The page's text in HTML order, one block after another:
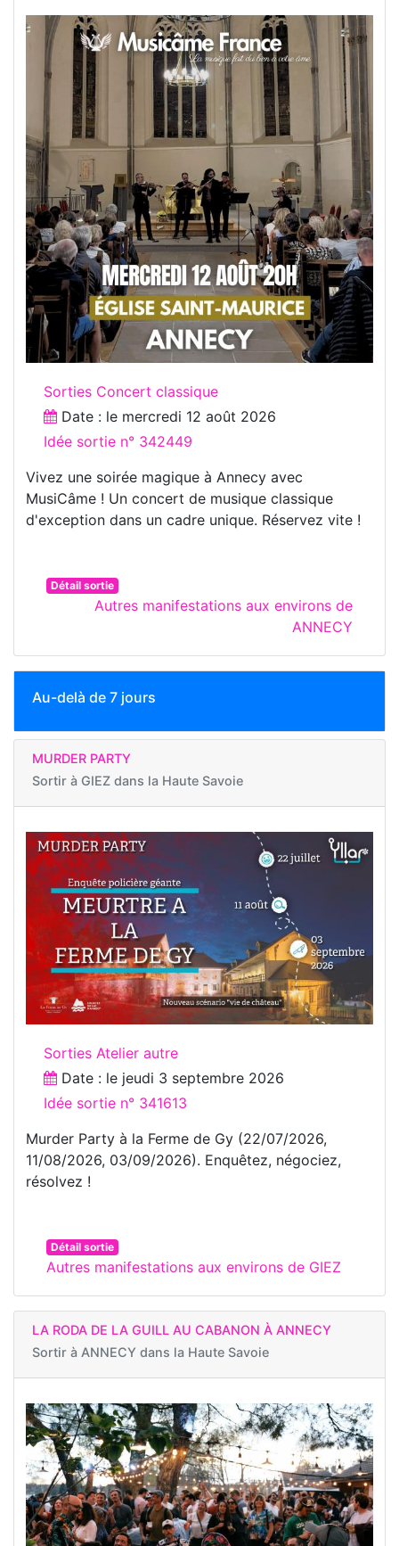
Sorties Concert classique
Date : le mercredi 12 août 2026
Idée sortie n° 342449
Vivez une soirée magique à Annecy avec
MusiCâme ! Un concert de musique classique
d'exception dans un cadre unique. Réservez vite !
Détail sortie
Autres manifestations aux environs de
ANNECY
Au-delà de 7 jours
MURDER PARTY
Sortir à GIEZ dans la Haute Savoie
Sorties Atelier autre
Date : le jeudi 3 septembre 2026
Idée sortie n° 341613
Murder Party à la Ferme de Gy (22/07/2026,
11/08/2026, 03/09/2026). Enquêtez, négociez,
résolvez !
Détail sortie
Autres manifestations aux environs de GIEZ
LA RODA DE LA GUILL AU CABANON À ANNECY
Sortir à ANNECY dans la Haute Savoie